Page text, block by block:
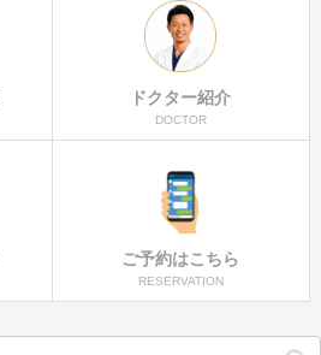
ドクター紹介
DOCTOR
ご予約はこちら
RESERVATION